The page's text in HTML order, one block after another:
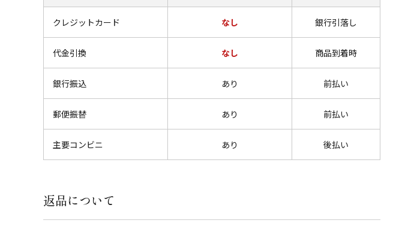
クレジットカード なし 銀行引落し
代金引換 なし 商品到着時
銀行振込 あり 前払い
郵便振替 あり 前払い
主要コンビニ あり 後払い
返品について